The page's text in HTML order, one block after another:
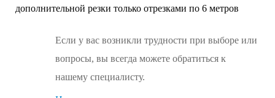
дополнительной резки только отрезками по 6 метров
Если у вас возникли трудности при выборе или
вопросы, вы всегда можете обратиться к
нашему специалисту.